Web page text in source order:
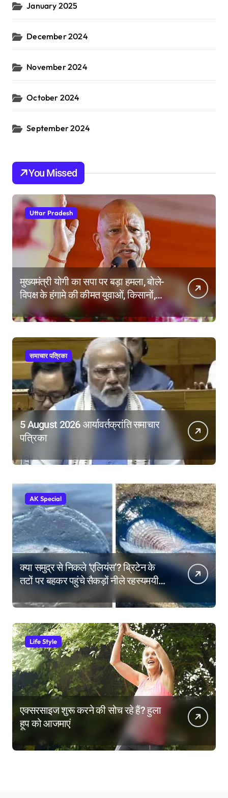
January 2025
December 2024
November 2024
October 2024
September 2024
You Missed
Uttar Pradesh
मुख्यमंत्री योगी का सपा पर बड़ा हमला, बोले-
विपक्ष के हंगामे की कीमत युवाओं, किसानों,
महिलाओं और गरीबों ने चुकाई
समाचार पत्रिका
5 August 2026 आर्यावर्तक्रांति समाचार
पत्रिका
AK Special
क्या समुद्र से निकले ‘एलियंस’? ब्रिटेन के
तटों पर बहकर पहुंचे सैकड़ों नीले रहस्यमयी
Life Style
एक्सरसाइज शुरू करने की सोच रहे हैं? हुला
हूप को आजमाएं